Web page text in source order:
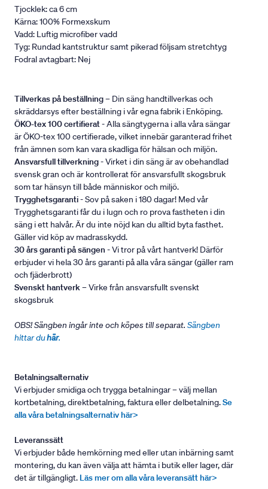
Tjocklek: ca 6 cm
Kärna: 100% Formexskum
Vadd: Luftig microfiber vadd
Tyg: Rundad kantstruktur samt pikerad följsam stretchtyg
Fodral avtagbart: Nej
Tillverkas på beställning– Din säng handtillverkas och
skräddarsys efter beställning i vår egna fabrik i Enköping.
ÖKO-tex 100 certifierat- Alla sängtygerna i alla våra sängar
är ÖKO-tex 100 certifierade, vilket innebär garanterad frihet
från ämnen som kan vara skadliga för hälsan och miljön.
Ansvarsfull tillverkning- Virket i din säng är av obehandlad
svensk gran och är kontrollerat för ansvarsfullt skogsbruk
som tar hänsyn till både människor och miljö.
Trygghetsgaranti- Sov på saken i 180 dagar! Med vår
Trygghetsgaranti får du i lugn och ro prova fastheten i din
säng i ett halvår. Är du inte nöjd kan du alltid byta fasthet.
Gäller vid köp av madrasskydd.
30 års garanti på sängen - Vi tror på vårt hantverk! Därför
erbjuder vi hela 30 års garanti på alla våra sängar (gäller ram
och fjäderbrott)
Svenskt hantverk– Virke från ansvarsfullt svenskt
skogsbruk
OBS! Sängben ingår inte och köpes till separat. Sängben
hittar duhär.
Betalningsalternativ
Vi erbjuder smidiga och trygga betalningar – välj mellan
kortbetalning, direktbetalning, faktura eller delbetalning.Se
alla våra betalningsalternativ här>
Leveranssätt
Vi erbjuder både hemkörning med eller utan inbärning samt
montering, du kan även välja att hämta i butik eller lager, där
det är tillgängligt. Läs mer om alla våra leveransätt här>